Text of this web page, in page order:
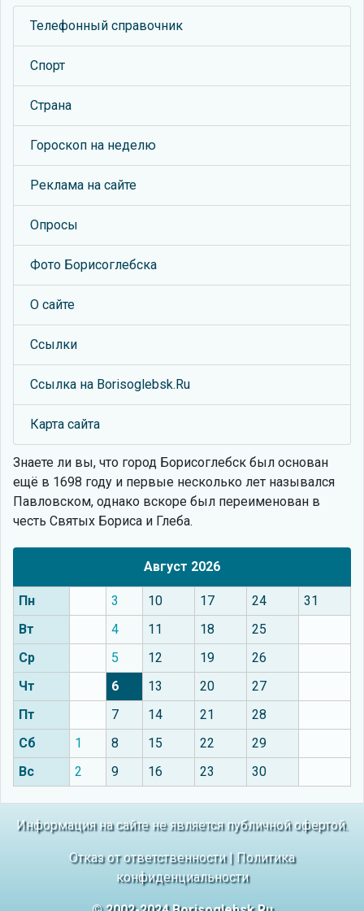
Телефонный справочник
Спорт
Страна
Гороскоп на неделю
Реклама на сайте
Опросы
Фото Борисоглебска
О сайте
Ссылки
Ссылка на Borisoglebsk.Ru
Карта сайта
Знаете ли вы, что город Борисоглебск был основан
ещё в 1698 году и первые несколько лет назывался
Павловском, однако вскоре был переименован в
честь Святых Бориса и Глеба.
Август 2026
Пн 3 10 17 24
31
Вт
4 11 18
25
Ср
5 12 19
26
Чт
6 13 20
27
Пт
7 14 21
28
Сб
1 8 15 22
29
Вс
2 9 16 23 30
Информация на сайте не является публичной офертой.
Отказ от ответственности| Политика
конфиденциальности